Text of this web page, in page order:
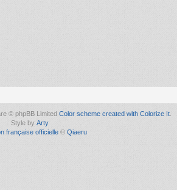
© phpBB Limited Color scheme created with Colorize It
Style by Arty
française officielle © Qiaeru